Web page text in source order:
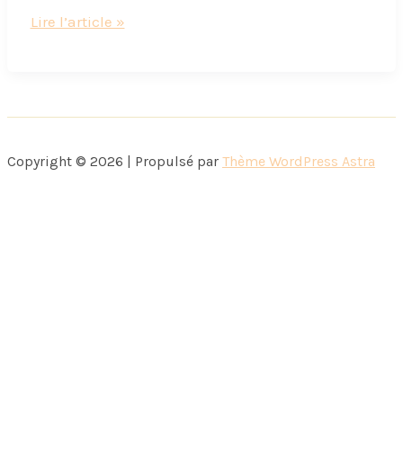
Le
Lire l’article »
Copyright © 2026 | Propulsé par Thème WordPress Astra